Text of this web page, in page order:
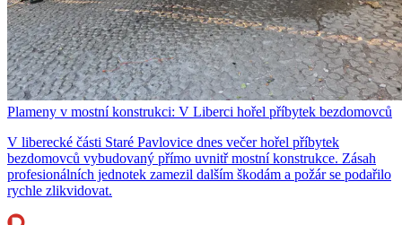
Plameny v mostní konstrukci: V Liberci hořel příbytek bezdomovců
V liberecké části Staré Pavlovice dnes večer hořel příbytek
bezdomovců vybudovaný přímo uvnitř mostní konstrukce. Zásah
profesionálních jednotek zamezil dalším škodám a požár se podařilo
rychle zlikvidovat.